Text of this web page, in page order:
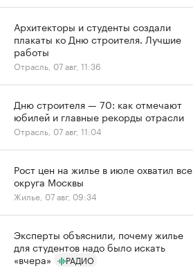
Архитекторы и студенты создали
плакаты ко Дню строителя. Лучшие
работы
Отрасль, 07 авг, 11:36
Дню строителя — 70: как отмечают
юбилей и главные рекорды отрасли
Отрасль, 07 авг, 11:04
Рост цен на жилье в июле охватил все
округа Москвы
Жилье, 07 авг, 09:34
Эксперты объяснили, почему жилье
для студентов надо было искать
«вчера»
РАДИО